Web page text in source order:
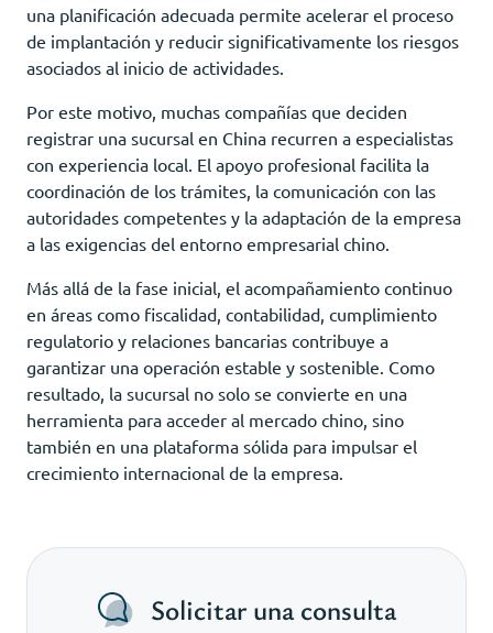
una planificación adecuada permite acelerar el proceso
de implantación y reducir significativamente los riesgos
asociados al inicio de actividades.
Por este motivo, muchas compañías que deciden
registrar una sucursal en China recurren a especialistas
con experiencia local. El apoyo profesional facilita la
coordinación de los trámites, la comunicación con las
autoridades competentes y la adaptación de la empresa
a las exigencias del entorno empresarial chino.
Más allá de la fase inicial, el acompañamiento continuo
en áreas como fiscalidad, contabilidad, cumplimiento
regulatorio y relaciones bancarias contribuye a
garantizar una operación estable y sostenible. Como
resultado, la sucursal no solo se convierte en una
herramienta para acceder al mercado chino, sino
también en una plataforma sólida para impulsar el
crecimiento internacional de la empresa.
Solicitar una consulta